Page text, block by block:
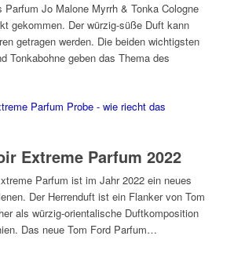
Parfum Jo Malone Myrrh & Tonka Cologne
gekommen. Der würzig-süße Duft kann
getragen werden. Die beiden wichtigsten
Tonkabohne geben das Thema des
Extreme Parfum 2022
Parfum ist im Jahr 2022 ein neues
Der Herrenduft ist ein Flanker von Tom
als würzig-orientalische Duftkomposition
Das neue Tom Ford Parfum…